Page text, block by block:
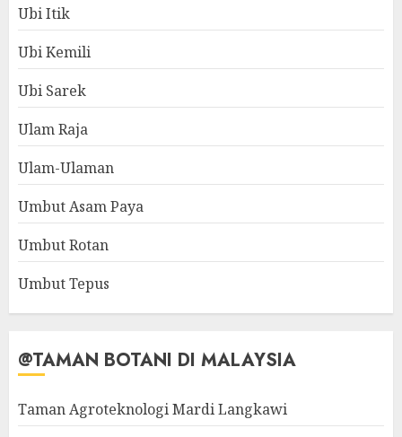
Ubi Itik
Ubi Kemili
Ubi Sarek
Ulam Raja
Ulam-Ulaman
Umbut Asam Paya
Umbut Rotan
Umbut Tepus
@TAMAN BOTANI DI MALAYSIA
Taman Agroteknologi Mardi Langkawi